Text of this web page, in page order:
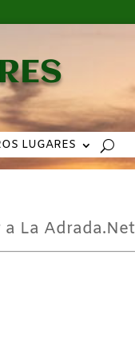
LUGARES
a La Adrada.Net